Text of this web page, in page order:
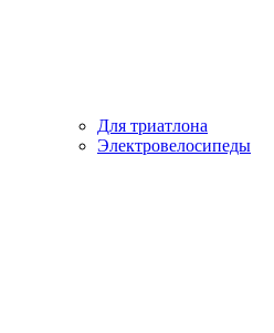
Для триатлона
Электровелосипеды